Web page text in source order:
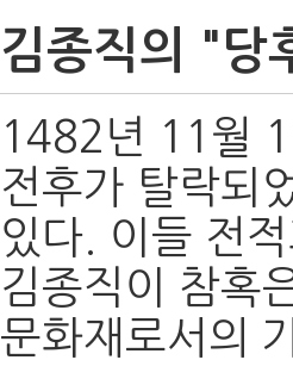
김종직의 "당
1482년 11월
전후가 탈락되
있다. 이들 전
김종직이 참혹
문화재로서의